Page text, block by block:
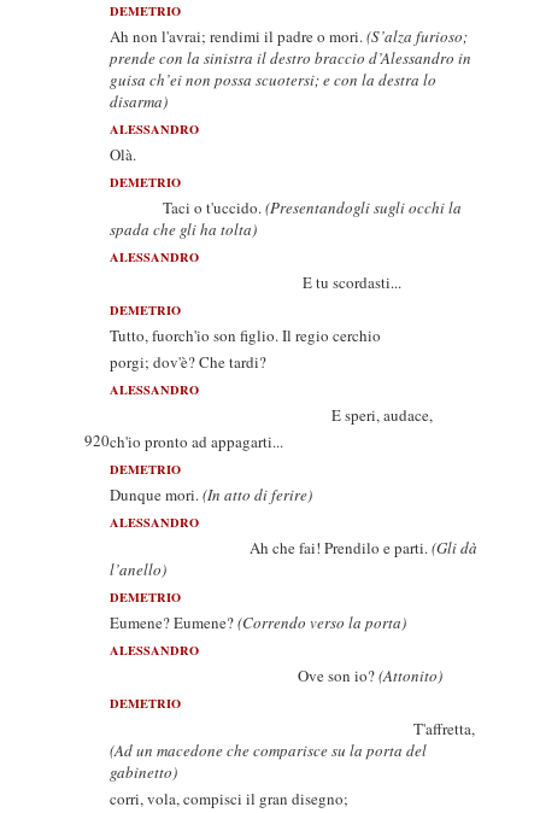
DEMETRIO
Ah non l'avrai; rendimi il padre o mori.(S’alza furioso;
prende con la sinistra il destro braccio d’Alessandro in
guisa ch’ei non possa scuotersi; e con la destra lo
disarma)
ALESSANDRO
Olà.
DEMETRIO
Taci o t'uccido.(Presentandogli sugli occhi la
spada che gli ha tolta)
ALESSANDRO
E tu scordasti...
DEMETRIO
Tutto, fuorch'io son figlio. Il regio cerchio
porgi; dov'è? Che tardi?
ALESSANDRO
E speri, audace,
920ch'io pronto ad appagarti...
DEMETRIO
Dunque mori.(In atto di ferire)
ALESSANDRO
Ah che fai! Prendilo e parti.(Gli dà
l’anello)
DEMETRIO
Eumene? Eumene?(Correndo verso la porta)
ALESSANDRO
Ove son io?(Attonito)
DEMETRIO
T'affretta,
(Ad un macedone che comparisce su la porta del
gabinetto)
corri, vola, compisci il gran disegno;